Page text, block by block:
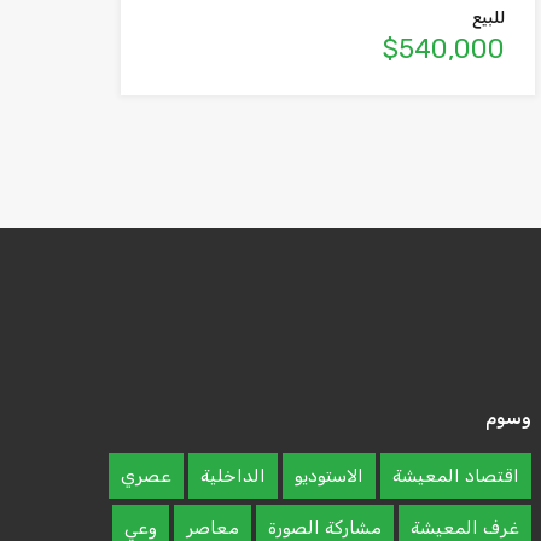
للبيع
$540,000
وسوم
اقتصاد المعيشة الاستوديو الداخلية عصري
غرف المعيشة مشاركة الصورة معاصر وعي